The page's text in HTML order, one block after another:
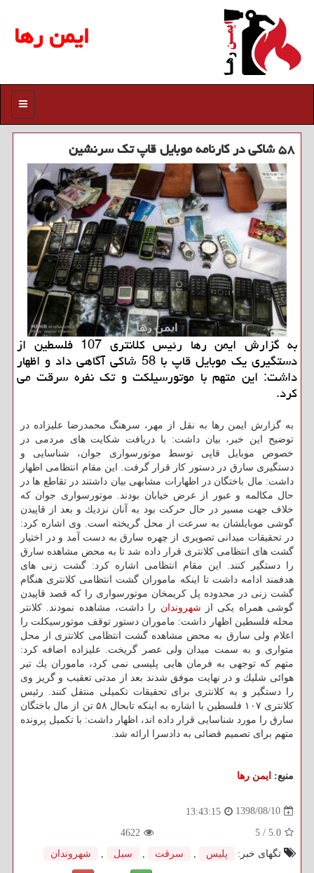
ایمن رها
منو
۵۸ شاكی در كارنامه موبایل قاپ تك سرنشین
به گزارش ایمن رها رئیس كلانتری 107 فلسطین از
دستگیری یك موبایل قاپ با 58 شاكی آگاهی داد و اظهار
داشت: این متهم با موتورسیلكت و تك نفره سرقت می
كرد.
به گزارش ایمن رها به نقل از مهر، سرهنگ محمدرضا علیزاده در
توضیح این خبر، بیان داشت: با دریافت شكایت های مردمی در
خصوص موبایل قاپی توسط موتورسواری جوان، شناسایی و
دستگیری سارق در دستور كار قرار گرفت. این مقام انتظامی اظهار
داشت: مال باختگان در اظهارات مشابهی بیان داشتند در تقاطع ها در
حال مكالمه و عبور از عرض خیابان بودند. موتورسواری جوان كه
خلاف جهت مسیر در حال حركت بود به آنان نزدیك و بعد از قاپیدن
گوشی موبایلشان به سرعت از محل گریخته است. وی اشاره كرد:
در تحقیقات میدانی تصویری از چهره سارق به دست آمد و در اختیار
گشت های انتظامی كلانتری قرار داده شد تا به محض مشاهده سارق
را دستگیر كنند. این مقام انتظامی اشاره كرد: گشت زنی های
هدفمند ادامه داشت تا اینكه ماموران گشت انتظامی كلانتری هنگام
گشت زنی در محدوده پل كریمخان موتورسواری را كه قصد قاپیدن
گوشی همراه یكی از شهروندان را داشت، مشاهده نمودند. كلانتر
محله فلسطین اظهار داشت: ماموران دستور توقف موتورسیكلت را
اعلام ولی سارق به محض مشاهده گشت انتظامی كلانتری از محل
متواری و به سمت میدان ولی عصر گریخت. علیزاده اضافه كرد:
متهم كه توجهی به فرمان هایی پلیسی نمی كرد، ماموران یك تیر
هوائی شلیك و در نهایت موفق شدند بعد از مدتی تعقیب و گریز وی
را دستگیر و به كلانتری برای تحقیقات تكمیلی منتقل كنند. رئیس
كلانتری ۱۰۷ فلسطین با اشاره به اینكه تابحال ۵۸ تن از مال باختگان
سارق را مورد شناسایی قرار داده اند، اظهار داشت: با تكمیل پرونده
متهم برای تصمیم قضائی به دادسرا ارائه شد.
منبع: ایمن رها
1398/08/10
13:43:15
5.0
/
5
4622
تگهای خبر:
پلیس سرقت سیل شهروندان